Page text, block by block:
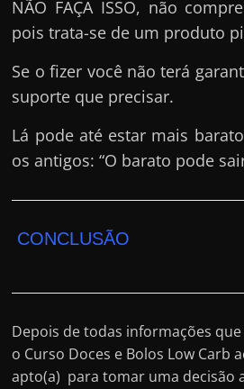
NÃO FAÇA ISSO, não
pois trata-se de um produto
Se o fizer você não terá
suporte que precisar.
Lá pode até estar mais
os antigos: “O barato pode
CONCLUSÃO
Depois de todas informações
o Curso Doces e Bolos Low Carb
apto(a) para tomar uma decisão